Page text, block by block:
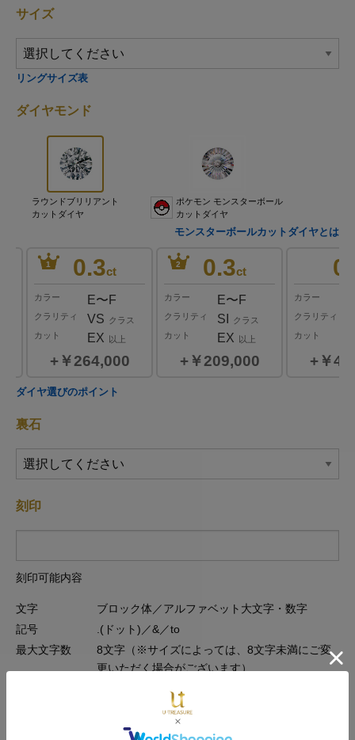
サイズ
リングサイズ表
ダイヤモンド
ラウンドブリリアント
カットダイヤ
ポケモン モンスターボール
カットダイヤ
モンスターボールカットダイヤとは
1 0.3ct
カラー E〜F
クラリティ VS クラス
カット
EX 以上
￥264,000
2 0.3ct
カラー E〜F
クラリティ SI
クラス
カット
EX 以上
￥209,000
カラー
クラリティ
カット
￥
0.2
カラー
クラリティ
VVS,VS,SI クラス
クラリティ
ダイヤ選びのポイント
裏石
刻印
刻印可能内容
文字
ブロック体／アルファベット大文字・数字
記号
.(ドット)／&／to
最大文字数
8文字（※サイズによっては、8文字未満にご変
更いただく場合がございます）
日付、お名前（作品名・ポケモン名・ニックネ
ームは不可）、イニシャル
※上記＜刻印可能内容＞以外をご入力された場合、刻印はお入れ